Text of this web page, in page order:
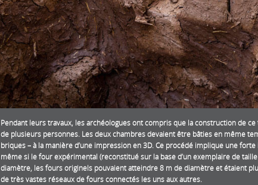
Pendant leurs travaux, les archéologues ont compris que la construction de
de plusieurs personnes. Les deux chambres devaient être bâties en même
briques – à la manière d’une impression en 3D. Ce procédé implique une
même si le four expérimental (reconstitué sur la base d’un exemplaire de
diamètre, les fours originels pouvaient atteindre 8 m de diamètre et étaient
de très vastes réseaux de fours connectés les uns aux autres.